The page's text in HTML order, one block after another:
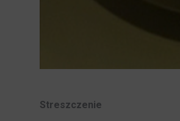
Streszczenie